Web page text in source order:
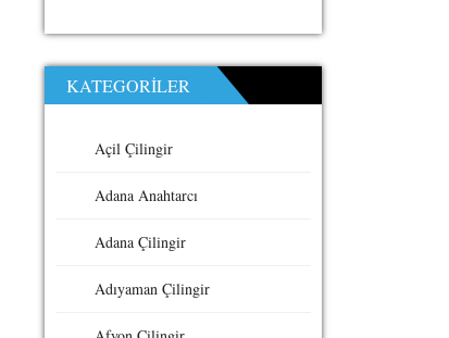
KATEGORILER
Açil Çilingir
Adana Anahtarcı
Adana Çilingir
Adıyaman Çilingir